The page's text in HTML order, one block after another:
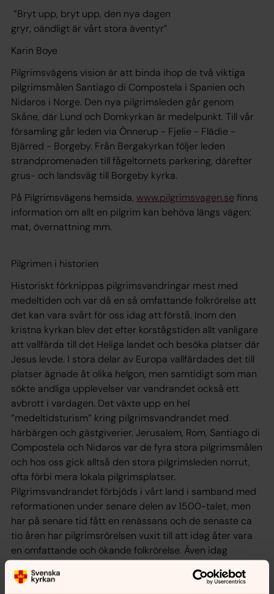
”Bryt upp, bryt upp, den nya dagen
gryr, oändligt är vårt stora äventyr”
Karin Boye
Pilgrimsvägens vision är att binda ihop de två viktiga
pilgrimsmålen Santiago di Compostela i Spanien och
Nidaros i Norge. Den nya pilgrimsleden går genom
Skåne, där Lund och Domkyrkan är medelpunkt. Till vår
församling går leden via Önnerup - Fjelie - Flädie -
Bjärred - Borgeby. Från Bergakyrkan följer leden
strandpromenaden till fågeltornets parkering, därefter
grus- och landsväg till Borgeby kyrka.
På Pilgrimsvägens hemsida, www.pilgrimsvagen.se finns
information om allt en pilgrim kan behöva längs vägen:
mat, övernattning mm.
Pilgrimen i historien
Historiskt förknippas pilgrimsvandringar mest med
medeltiden och var då en så omfattande folkrörelse att
det kan vara svårt för oss idag att förstå. Inom den
kristna kyrkan blev det efter korstågstiden allt vanligare
att vallfärda till det Heliga landet och besöka platser där
Jesus levde. I stora delar av Europa vallfärdades det till
platser ägnade åt olika helgon, men samtidigt som man
sökte andliga upplevelser var vandrandet också ett
avbrott i vardagen. Det växte upp en hel
”medeltidsturism” kring pilgrimsvandrandet med
härbärgen och gästgiverier. Jerusalem, Rom, Santiago di
Compostela och Nidaros var de fyra stora pilgrimsmålen
och hos oss gick alltså den stora pilgrimsleden norrut,
ofta förbi mera lokala pilgrimsplatser.
Pilgrimsvandrandet förbjöds i vårt land i samband med
reformationen under senare delen av 1500-talet, men
har på senare tid fått en renässans och de senaste ca
tio åren har pilgrimsrörelsen vuxit till att idag åter vara
en omfattande och ökande folkrörelse. Även idag
försöker en pilgrim leva i det trefaldiga kärleksbudet: att
söka och älska Gud, att söka och älska sig själv och att